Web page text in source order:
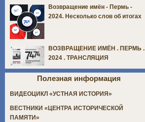
Возвращение имён - Пермь -
2024. Несколько слов об итогах
ВОЗВРАЩЕНИЕ ИМЁН . ПЕРМЬ .
2024 . ТРАНСЛЯЦИЯ
Полезная информация
ВИДЕОЦИКЛ «УСТНАЯ ИСТОРИЯ»
ВЕСТНИКИ «ЦЕНТРА ИСТОРИЧЕСКОЙ
ПАМЯТИ»